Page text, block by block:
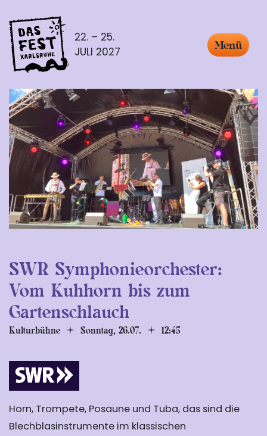
22. – 25.
JULI 2027
Menü
SWR Symphonieorchester:
Vom Kuhhorn bis zum
Gartenschlauch
Kulturbühne Sonntag, 26.07. 12:45
Horn, Trompete, Posaune und Tuba, das sind die
Blechblasinstrumente im klassischen